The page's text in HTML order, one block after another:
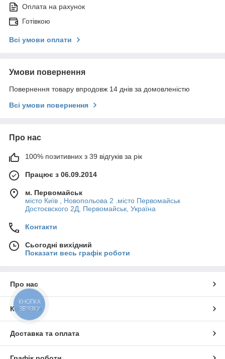
Оплата на рахунок
Готівкою
Всі умови оплати
Умови повернення
Повернення товару впродовж 14 днів за домовленістю
Всі умови повернення
Про нас
100% позитивних з 39 відгуків за рік
Працює з 06.09.2014
м. Первомайськ
місто Київ , Новопольова 2 .місто Первомайськ
Достоєвского 2Д, Первомайськ, Україна
Контакти
Сьогодні вихідний
Показати весь графік роботи
Про нас
Контакти
Доставка та оплата
КНОПКА
ЗВ'ЯЗКУ